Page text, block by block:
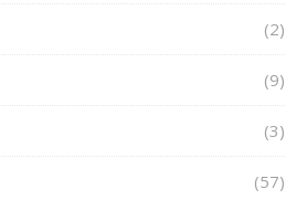
(2)
(9)
(3)
(57)